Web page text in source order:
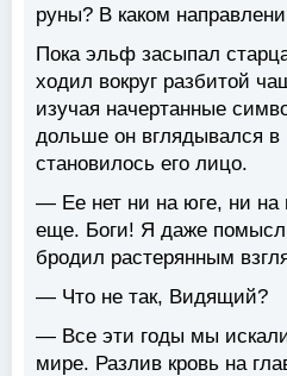
руны? В каком
Пока эльф засыпал
ходил вокруг разбитой
изучая начертанные
дольше он вглядывался
становилось его лицо.
— Ее нет ни на юге, ни на
еще. Боги! Я даже
бродил растерянным
— Что не так, Видящий?
— Все эти годы мы
мире. Разлив кровь на